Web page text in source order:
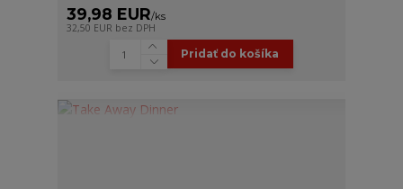
39,98 EUR/ks
32,50 EUR bez DPH
Pridať do košíka